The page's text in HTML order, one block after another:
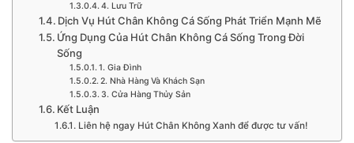
4. Lưu Trữ
Dịch Vụ Hút Chân Không Cá Sống Phát Triển Mạnh Mẽ
Ứng Dụng Của Hút Chân Không Cá Sống Trong Đời
Sống
1. Gia Đình
2. Nhà Hàng Và Khách Sạn
3. Cửa Hàng Thủy Sản
Kết Luận
Liên hệ ngay Hút Chân Không Xanh để được tư vấn!